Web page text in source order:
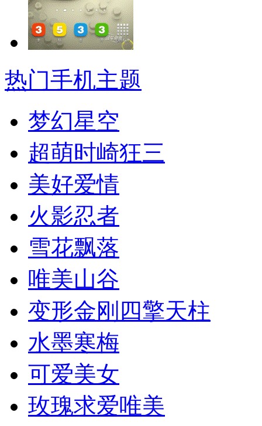
热门手机主题
梦幻星空
超萌时崎狂三
美好爱情
火影忍者
雪花飘落
唯美山谷
变形金刚四擎天柱
水墨寒梅
可爱美女
玫瑰求爱唯美